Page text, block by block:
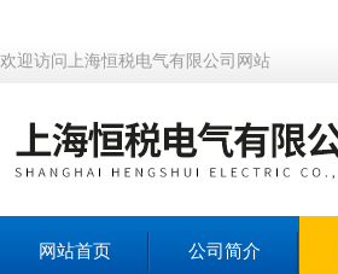
欢迎访问上海恒税电气有限公司网站
网站首页 公司简介